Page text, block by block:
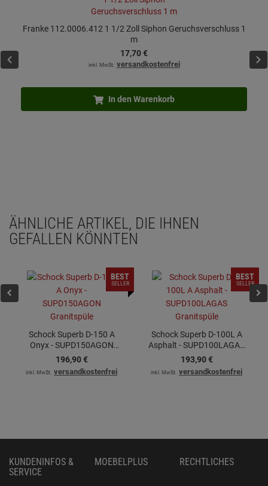
Franke 112.0006.412 1 1/2 Zoll Siphon Geruchsverschluss 1
m
17,70€
inkl. MwSt. versandkostenfrei
In den Warenkorb
ÄHNLICHE ARTIKEL, DIE IHNEN
GEFALLEN KÖNNTEN
Schock Superb D-150 A
Onyx - SUPD150AGON
Granitspüle
196,90 €
inkl. MwSt. versandkostenfrei
BEST
SELLER
Schock Superb D-100L A
Asphalt - SUPD100LAGAS
Granitspüle
193,90 €
inkl. MwSt. versandkostenfrei
BEST
SELLER
KUNDENINFOS &
SERVICE
MOEBELPLUS RECHTLICHES